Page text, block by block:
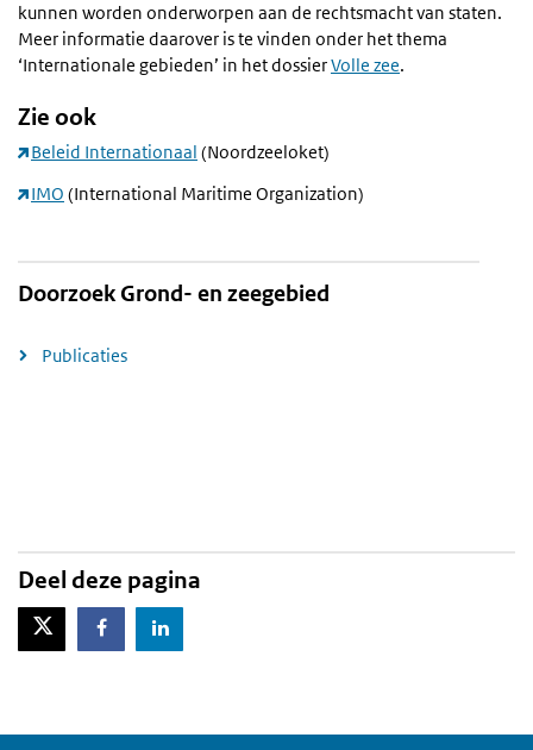
kunnen worden onderworpen aan de rechtsmacht van staten.
Meer informatie daarover is te vinden onder het thema
‘Internationale gebieden’ in het dossierVolle zee.
Zie ook
Beleid Internationaal (Noordzeeloket)
IMO (International Maritime Organization)
Doorzoek Grond- en zeegebied
Publicaties
Deel deze pagina
X-TwitterFacebookLinkedIn